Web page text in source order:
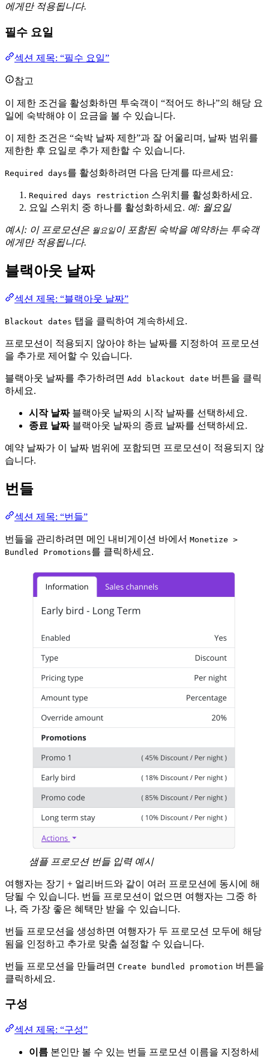
에게만 적용됩니다.
필수 요일
섹션 제목: “필수 요일”
참고
이 제한 조건을 활성화하면 투숙객이 “적어도 하나”의 해당 요
일에 숙박해야 이 요금을 볼 수 있습니다.
이 제한 조건은 “숙박 날짜 제한”과 잘 어울리며, 날짜 범위를
제한한 후 요일로 추가 제한할 수 있습니다.
Required days를 활성화하려면 다음 단계를 따르세요:
Required days restriction 스위치를 활성화하세요.
요일 스위치 중 하나를 활성화하세요. 예: 월요일
예시: 이 프로모션은 월요일이 포함된 숙박을 예약하는 투숙객
에게만 적용됩니다.
블랙아웃 날짜
섹션 제목: “블랙아웃 날짜”
Blackout dates 탭을 클릭하여 계속하세요.
프로모션이 적용되지 않아야 하는 날짜를 지정하여 프로모션
을 추가로 제어할 수 있습니다.
블랙아웃 날짜를 추가하려면 Add blackout date 버튼을 클릭
하세요.
시작 날짜블랙아웃 날짜의 시작 날짜를 선택하세요.
종료 날짜블랙아웃 날짜의 종료 날짜를 선택하세요.
예약 날짜가 이 날짜 범위에 포함되면 프로모션이 적용되지 않
습니다.
번들
섹션 제목: “번들”
번들을 관리하려면 메인 내비게이션 바에서 Monetize >
Bundled Promotions를 클릭하세요.
샘플 프로모션 번들 입력 예시
여행자는 장기 + 얼리버드와 같이 여러 프로모션에 동시에 해
당될 수 있습니다. 번들 프로모션이 없으면 여행자는 그중 하
나, 즉 가장 좋은 혜택만 받을 수 있습니다.
번들 프로모션을 생성하면 여행자가 두 프로모션 모두에 해당
됨을 인정하고 추가로 맞춤 설정할 수 있습니다.
번들 프로모션을 만들려면 Create bundled promotion 버튼을
클릭하세요.
구성
섹션 제목: “구성”
이름 본인만 볼 수 있는 번들 프로모션 이름을 지정하세